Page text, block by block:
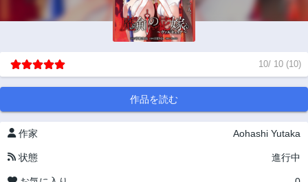
10/ 10 (10)
作品を読む
作家 Aohashi Yutaka
状態 進行中